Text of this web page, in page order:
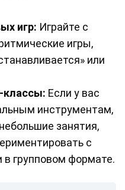
игр: Играйте с
игры,
или
классы: Если у вас
инструментам,
занятия,
с
групповом формате.